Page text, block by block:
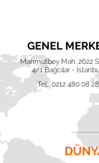
GENEL
Mahmutbey Mah. 2622
4/1 Bağcılar -
Tel: 0212 480 08 28